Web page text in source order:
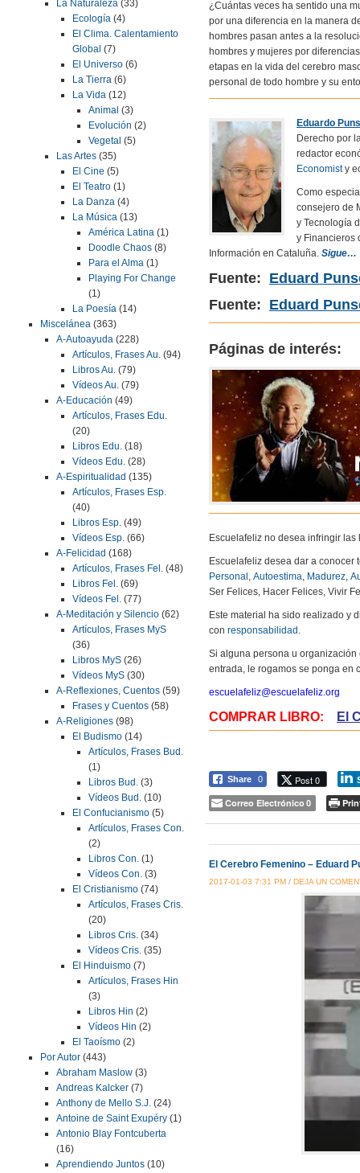
La Naturaleza (33)
Ecología (4)
El Clima. Calentamiento
Global (7)
El Universo (6)
La Tierra (6)
La Vida (12)
Animal (3)
Evolución (2)
Vegetal (5)
Las Artes (35)
El Cine (5)
El Teatro (1)
La Danza (4)
La Música (13)
América Latina (1)
Doodle Chaos (8)
Para el Alma (1)
Playing For Change
(1)
La Poesía (14)
Miscelánea (363)
A-Autoayuda (228)
Artículos, Frases Au. (94)
Libros Au. (79)
Vídeos Au. (79)
A-Educación (49)
Artículos, Frases Edu.
(20)
Libros Edu. (18)
Vídeos Edu. (28)
A-Espiritualidad (135)
Artículos, Frases Esp.
(40)
Libros Esp. (49)
Vídeos Esp. (66)
A-Felicidad (168)
Artículos, Frases Fel. (48)
Libros Fel. (69)
Vídeos Fel. (77)
A-Meditación y Silencio (62)
Artículos, Frases MyS
(36)
Libros MyS (26)
Vídeos MyS (30)
A-Reflexiones, Cuentos (59)
Frases y Cuentos (58)
A-Religiones (98)
El Budismo (14)
Artículos, Frases Bud.
(1)
Libros Bud. (3)
Vídeos Bud. (10)
El Confucianismo (5)
Artículos, Frases Con.
(2)
Libros Con. (1)
Vídeos Con. (3)
El Cristianismo (74)
Artículos, Frases Cris.
(20)
Libros Cris. (34)
Vídeos Cris. (35)
El Hinduismo (7)
Artículos, Frases Hin
(3)
Libros Hin (2)
Vídeos Hin (2)
El Taoísmo (2)
Por Autor (443)
Abraham Maslow (3)
Andreas Kalcker (7)
Anthony de Mello S.J. (24)
Antoine de Saint Exupéry (1)
Antonio Blay Fontcuberta
(16)
Aprendiendo Juntos (10)
¿Cuántas veces ha sentido una
por una diferencia en la manera
hombres pasan antes a la
hombres y mujeres por
etapas en la vida del cerebro
personal de todo hombre y su
Eduardo
Derecho por
redactor
Economisty
Como
consejero de
y Tecnología
y Financieros
Información en Cataluña. Sigue…
Fuente: Eduard
Fuente: Eduard
Páginas de interés:
Escuelafeliz no desea infringir
Escuelafeliz desea dar a
Personal , Autoestima, Madurez,
Ser Felices, Hacer Felices, Vivir
Este material ha sido realizado y
con responsabilidad .
Si alguna persona u
entrada, le rogamos se ponga en
escuelafeliz@escuelafeliz.org
COMPRAR LIBRO: El
Share 0 Post 0
Correo Electrónico 0
El Cerebro Femenino – Eduard
2017-01-03 7:31 PM / DEJA UN